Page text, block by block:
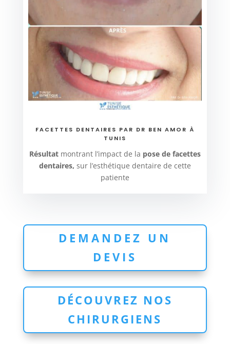
FACETTES DENTAIRES PAR DR BEN AMOR À
TUNIS
Résultat montrant l’impact de la pose de facettes
dentaires, sur l’esthétique dentaire de cette
patiente
DEMANDEZ UN
DEVIS
DÉCOUVREZ NOS
CHIRURGIENS